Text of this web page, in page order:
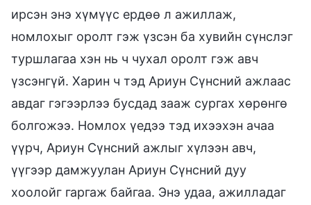
ирсэн энэ хүмүүс ердөө л ажиллаж,
номлохыг оролт гэж үзсэн ба хувийн сүнслэг
туршлагаа хэн нь ч чухал оролт гэж авч
үзсэнгүй. Харин ч тэд Ариун Сүнсний ажлаас
авдаг гэгээрлээ бусдад зааж сургах хөрөнгө
болгожээ. Номлох үедээ тэд ихээхэн ачаа
үүрч, Ариун Сүнсний ажлыг хүлээн авч,
үүгээр дамжуулан Ариун Сүнсний дуу
хоолойг гаргаж байгаа. Энэ удаа, ажилладаг